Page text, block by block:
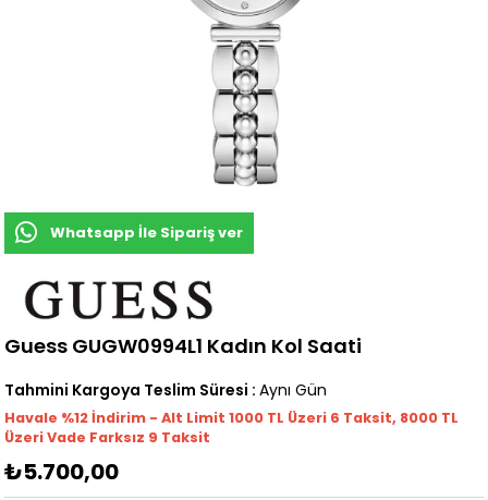
Whatsapp İle Sipariş ver
Guess GUGW0994L1 Kadın Kol Saati
Tahmini Kargoya Teslim Süresi : Aynı Gün
Havale %12 İndirim - Alt Limit 1000 TL Üzeri 6 Taksit, 8000 TL
Üzeri Vade Farksız 9 Taksit
₺5.700,00